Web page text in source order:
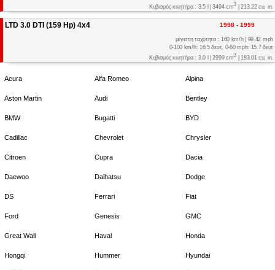
Κυβισμός κινητήρα : 3.5 l | 3494 cm3 | 213.22 cu. in.
LTD 3.0 DTI (159 Hp) 4x4 1998 - 1999
μέγιστη ταχύτητα : 160 km/h | 99.42 mph
0-100 km/h: 16.5 δευτ, 0-60 mph: 15.7 δευτ
Κυβισμός κινητήρα : 3.0 l | 2999 cm3 | 183.01 cu. in.
Acura Alfa Romeo Alpina
Aston Martin Audi Bentley
BMW Bugatti BYD
Cadillac Chevrolet Chrysler
Citroen Cupra Dacia
Daewoo Daihatsu Dodge
DS Ferrari Fiat
Ford Genesis GMC
Great Wall Haval Honda
Hongqi Hummer Hyundai